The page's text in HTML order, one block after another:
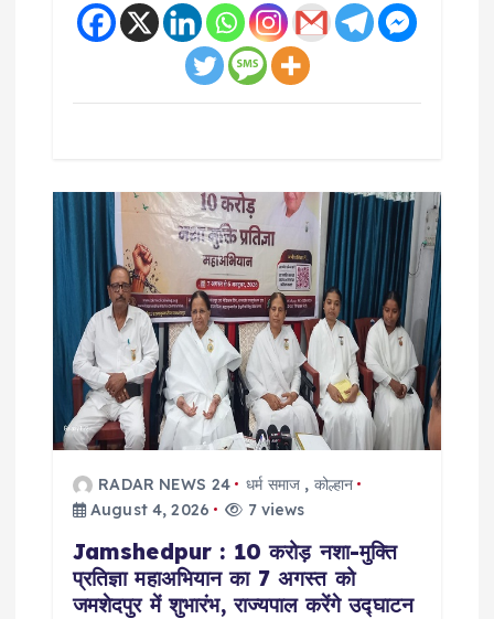
RADAR NEWS 24 धर्म समाज , कोल्हान
August 4, 2026
7 views
Jamshedpur : 10 करोड़ नशा-मुक्ति
प्रतिज्ञा महाअभियान का 7 अगस्त को
जमशेदपुर में शुभारंभ, राज्यपाल करेंगे उद्घाटन